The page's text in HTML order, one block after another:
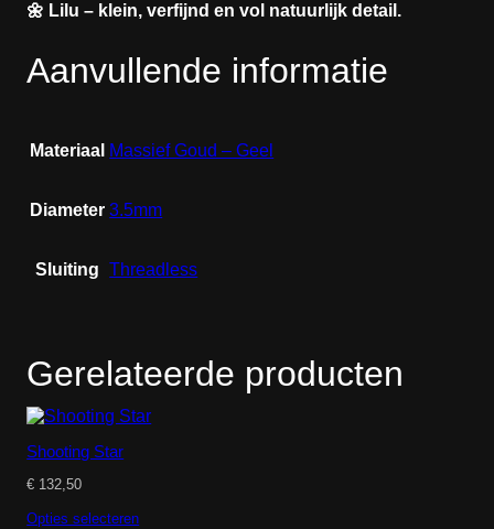
🌼 Lilu – klein, verfijnd en vol natuurlijk detail.
Aanvullende informatie
Materiaal Massief Goud – Geel
Diameter 3.5mm
Sluiting Threadless
Gerelateerde producten
Shooting Star
€ 132,50
Opties selecteren